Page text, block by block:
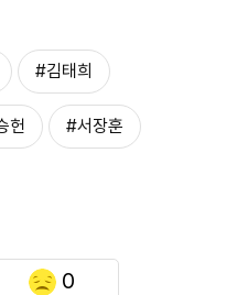
#김태희
헌 #서장훈
0